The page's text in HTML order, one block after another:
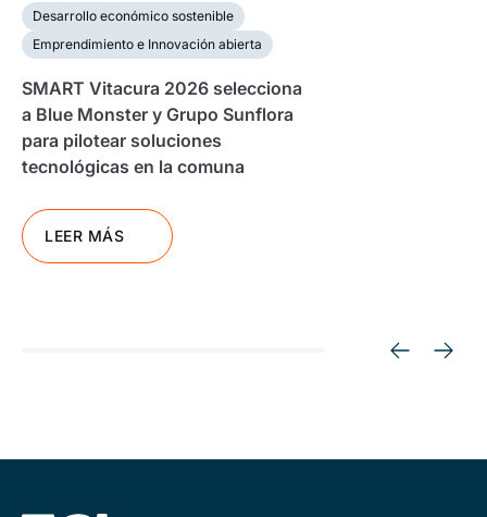
Desarrollo económico sostenible
Emprendimiento e Innovación abierta
SMART Vitacura 2026 selecciona
a Blue Monster y Grupo Sunflora
para pilotear soluciones
tecnológicas en la comuna
LEER MÁS